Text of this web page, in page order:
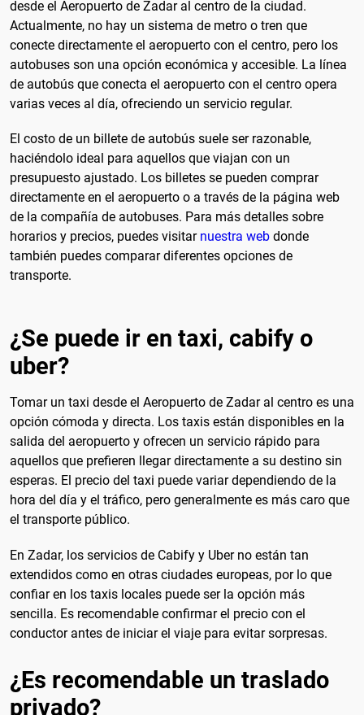
desde el Aeropuerto de Zadar al centro de la ciudad.
Actualmente, no hay un sistema de metro o tren que
conecte directamente el aeropuerto con el centro, pero los
autobuses son una opción económica y accesible. La línea
de autobús que conecta el aeropuerto con el centro opera
varias veces al día, ofreciendo un servicio regular.
El costo de un billete de autobús suele ser razonable,
haciéndolo ideal para aquellos que viajan con un
presupuesto ajustado. Los billetes se pueden comprar
directamente en el aeropuerto o a través de la página web
de la compañía de autobuses. Para más detalles sobre
horarios y precios, puedes visitar nuestra web donde
también puedes comparar diferentes opciones de
transporte.
¿Se puede ir en taxi, cabify o
uber?
Tomar un taxi desde el Aeropuerto de Zadar al centro es una
opción cómoda y directa. Los taxis están disponibles en la
salida del aeropuerto y ofrecen un servicio rápido para
aquellos que prefieren llegar directamente a su destino sin
esperas. El precio del taxi puede variar dependiendo de la
hora del día y el tráfico, pero generalmente es más caro que
el transporte público.
En Zadar, los servicios de Cabify y Uber no están tan
extendidos como en otras ciudades europeas, por lo que
confiar en los taxis locales puede ser la opción más
sencilla. Es recomendable confirmar el precio con el
conductor antes de iniciar el viaje para evitar sorpresas.
¿Es recomendable un traslado
privado?